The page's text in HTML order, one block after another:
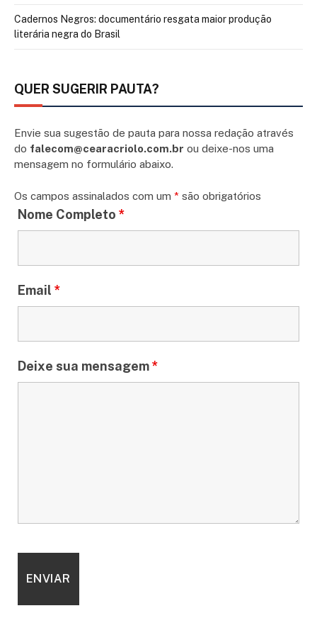
Cadernos Negros: documentário resgata maior produção
literária negra do Brasil
QUER SUGERIR PAUTA?
Envie sua sugestão de pauta para nossa redação através
do falecom@cearacriolo.com.br ou deixe-nos uma
mensagem no formulário abaixo.
Os campos assinalados com um * são obrigatórios
Nome Completo *
Email *
Deixe sua mensagem*